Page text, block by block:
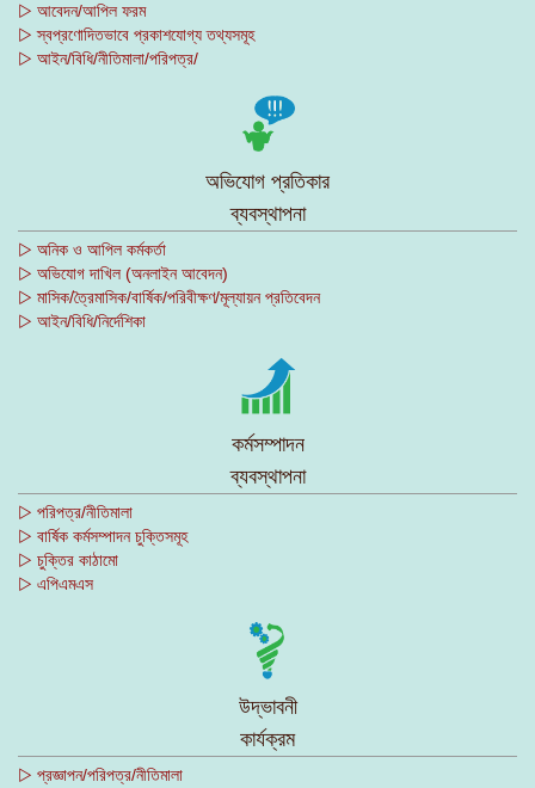
▷ আবেদন/আপিল ফরম
▷ স্বপ্রণোদিতভাবে প্রকাশযোগ্য তথ্যসমূহ
▷ আইন/বিধি/নীতিমালা/পরিপত্র/
অভিযোগ প্রতিকার
ব্যবস্থাপনা
▷ অনিক ও আপিল কর্মকর্তা
▷ অভিযোগ দাখিল (অনলাইন আবেদন)
▷ মাসিক/ত্রৈমাসিক/বার্ষিক/পরিবীক্ষণ/মূল্যায়ন প্রতিবেদন
▷ আইন/বিধি/নির্দেশিকা
কর্মসম্পাদন
ব্যবস্থাপনা
▷ পরিপত্র/নীতিমালা
▷ বার্ষিক কর্মসম্পাদন চুক্তিসমূহ
▷ চুক্তির কাঠামো
▷ এপিএমএস
উদ্ভাবনী
কার্যক্রম
▷ প্রজ্ঞাপন/পরিপত্র/নীতিমালা